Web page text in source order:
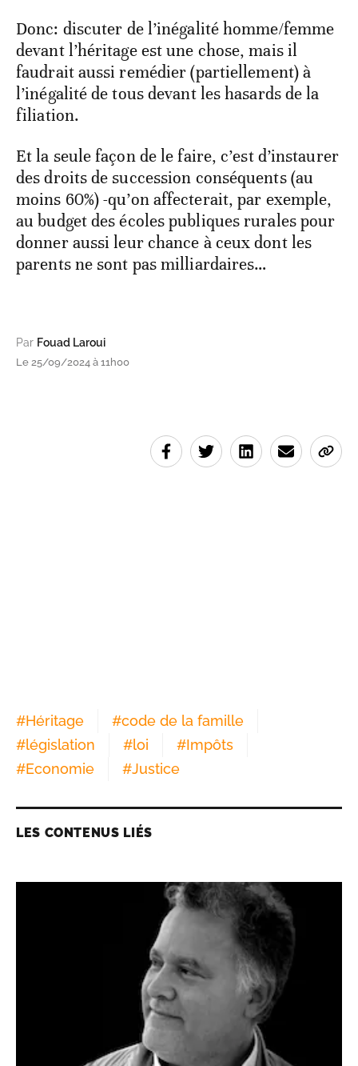
Donc: discuter de l’inégalité homme/femme
devant l’héritage est une chose, mais il
faudrait aussi remédier (partiellement) à
l’inégalité de tous devant les hasards de la
filiation.
Et la seule façon de le faire, c’est d’instaurer
des droits de succession conséquents (au
moins 60%) -qu’on affecterait, par exemple,
au budget des écoles publiques rurales pour
donner aussi leur chance à ceux dont les
parents ne sont pas milliardaires…
Par Fouad Laroui
Le 25/09/2024 à 11h00
#Héritage #code de la famille
#législation #loi #Impôts
#Economie #Justice
LES CONTENUS LIÉS